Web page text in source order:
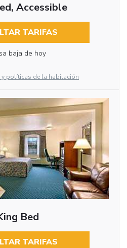
Accessible
TARIFAS
baja de hoy
y políticas de la habitación
Bed
TARIFAS